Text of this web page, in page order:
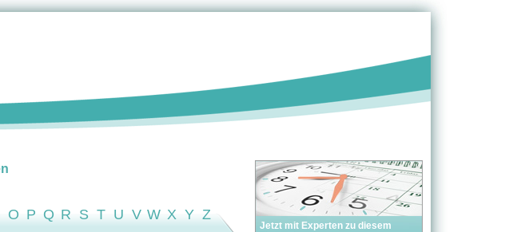
Jetzt mit Experten zu diesem
O P Q R S T U V W X Y Z